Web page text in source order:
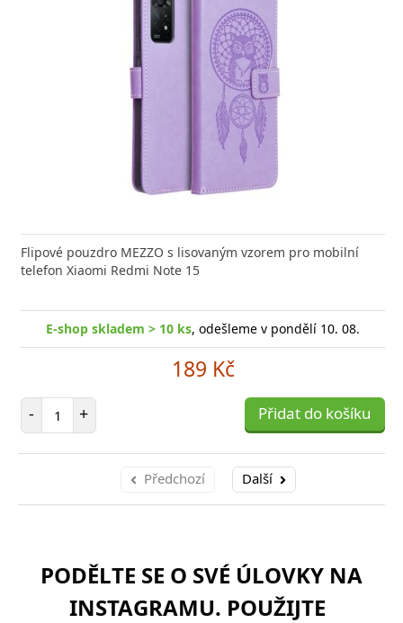
Flipové pouzdro MEZZO s lisovaným vzorem pro mobilní
telefon Xiaomi Redmi Note 15
E-shop skladem > 10 ks, odešleme v pondělí 10. 08.
189 Kč
- Počet položek
+ Přidat do košíku
Předchozí Další
PODĚLTE SE O SVÉ ÚLOVKY NA
INSTAGRAMU. POUŽIJTE